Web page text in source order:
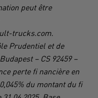
peut être
trucks.com.
Prudentiel et de
– CS 92459 –
perte fi nancière en
du montant du fi